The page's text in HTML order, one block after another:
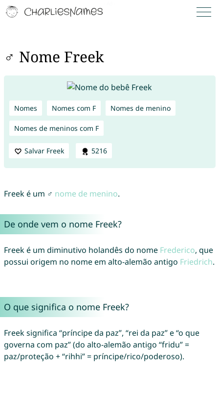
♂ Nome Freek
Nomes Nomes com F Nomes de menino
Nomes de meninos com F
Salvar Freek 5216
Freek é um ♂ nome de menino.
De onde vem o nome Freek?
Freek é um diminutivo holandês do nome Frederico, que
possui origem no nome em alto-alemão antigo Friedrich.
O que significa o nome Freek?
Freek significa “príncipe da paz”, “rei da paz” e “o que
governa com paz” (do alto-alemão antigo “fridu” =
paz/proteção + “rihhi” = príncipe/rico/poderoso).